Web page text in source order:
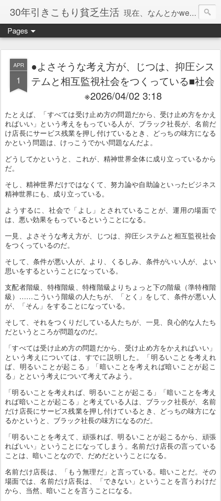
30年引きこもり貧乏生活 現在、なんとかweb系の仕事で食べています。このブログで扱う問題は「この世とはなにか」「人生とはなにか」「人間とはなにか」「強迫神経症の原因と解決法」「うつ病の原因と寄り添う方法」「家族の問題」などについてです。
Pages
APR
1
●よさそうな考え方が、じつは、抑圧シス
テムと相互監視社会をつくっている■社会
※2026/04/02 3:18
たとえば、「すべては受け止め方の問題だから、受け止め方をかえ
ればいい」という考えをもっている人が、ブラック社長が、名前だ
け店長にサービス残業を押し付けているとき、どっちの味方になる
かという問題は、けっこうでかい問題なんだよ。
どうしてかというと、これが、精神世界全体に成り立っているから
だ。
そし、精神世界だけではなくて、努力論や自助論といったビジネス
精神世界にも、成り立っている。
ようするに、社会で「よし」とされていることが、運用の場面で
は、悪い効果をもっているということになる。
一見、よさそうな考え方が、じつは、抑圧システムと相互監視社会
をつくっているのだ。
そして、条件が悪い人が、より、くるしみ、条件がいい人が、よい
思いをするということになっている。
支配者階級、特権階級、特権階級よりちょっと下の階級（準特権階
級）……こういう階級の人たちが、「とく」をして、条件が悪い人
が、「そん」をすることになっている。
そして、それをつくりだしている人たちが、一見、良心的な人たち
だというところが問題なのだ。
「すべては受け止め方の問題だから、受け止め方をかえればいい」
という考えについては、すでに説明した。「明るいことを考えれ
ば、明るいことが起こる」「暗いことを考えれば暗いことが起こ
る」とという考えについて考えてみよう。
「明るいことを考えれば、明るいことが起こる」「暗いことを考え
れば暗いことが起こる」と考えている人は、ブラック社長が、名前
だけ店長にサービス残業を押し付けているとき、どっちの味方にな
るかというと、ブラック社長の味方になるのだ。
「明るいことを考えて、頑張れば、明るいことが起こるから、頑張
ればいい」ということになってしまう。名前だけ店長の言っている
ことは、暗いことなので、だめだということになる。
名前だけ店長は、「もう無理だ」と言っている。暗いことだ。その
場面では、名前だけ店長は、「できない」ということを言うわけだ
から、当然、暗いことを言うことになる。